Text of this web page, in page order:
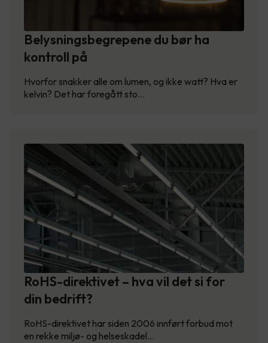
Belysningsbegrepene du bør ha
kontroll på
Hvorfor snakker alle om lumen, og ikke watt? Hva er
kelvin? Det har foregått sto…
RoHS-direktivet – hva vil det si for
din bedrift?
RoHS-direktivet har siden 2006 innført forbud mot
en rekke miljø- og helseskadel…